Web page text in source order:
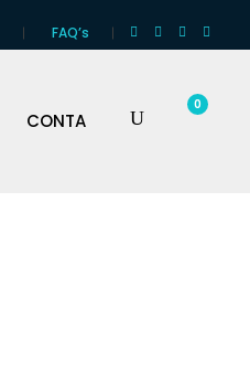
FAQ’s
CONTA
0